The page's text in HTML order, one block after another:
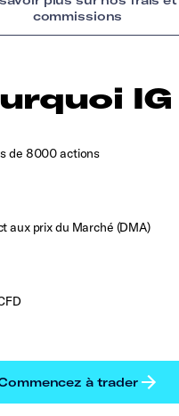
IG
de 8000 actions
aux prix du Marché (DMA)